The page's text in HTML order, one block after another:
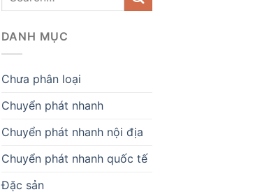
DANH MỤC
Chưa phân loại
Chuyển phát nhanh
Chuyển phát nhanh nội địa
Chuyển phát nhanh quốc tế
Đặc sản